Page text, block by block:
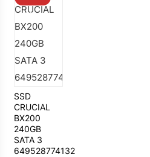
stock
SSD
CRUCIAL
BX200
240GB
SATA 3
649528774132